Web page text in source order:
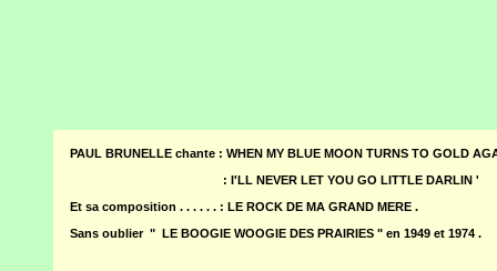
PAUL BRUNELLE chante : WHEN MY BLUE MOON TURNS TO GOLD
: I'LL NEVER LET YOU GO LITTLE DARLIN '
Et sa composition . . . . . . : LE ROCK DE MA GRAND MERE .
Sans oublier " LE BOOGIE WOOGIE DES PRAIRIES " en 1949 et 1974 .